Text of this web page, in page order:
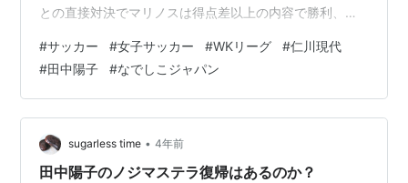
との直接対決でマリノスは得点差以上の内容で勝利、そ
いるところで『田中陽子』選手の去就についてSNSで見
たくないものを見てしました。 ちなみに下記リンクで彼
女の誕生日7月30日に移籍先について公式発表があると
予測したものの実際には7月30日は土曜日だったことも
あり、公式発表は早くても週明け8月1日になるだろうと
は思っていましたが・・・ …
#サッカー #女子サッカー #WKリーグ #仁川現代
#田中陽子 #なでしこジャパン
sugarless time • 4年前
田中陽子のノジマステラ復帰はあるのか？